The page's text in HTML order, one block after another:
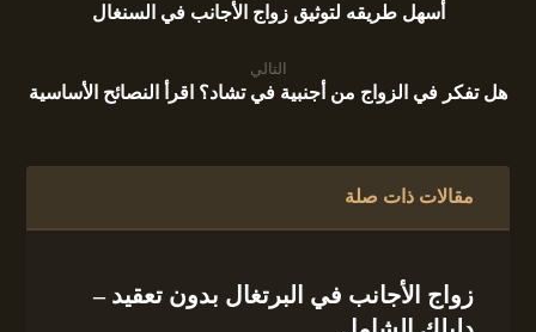
أسهل طريقه لتوثيق زواج الأجانب في السنغال
التالي
هل تفكر في الزواج من أجنبية في تشاد؟ اقرأ النصائح الأساسية
مقالات ذات صلة
زواج الأجانب في البرتغال بدون تعقيد –